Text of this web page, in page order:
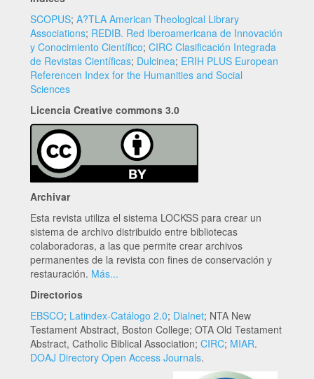
SCOPUS; A?TLA American Theological Library
Associations; REDIB. Red Iberoamericana de Innovación
y Conocimiento Científico; CIRC Clasificación Integrada
de Revistas Científicas; Dulcinea; ERIH PLUS European
Referencen Index for the Humanities and Social
Sciences
Licencia Creative commons 3.0
Archivar
Esta revista utiliza el sistema LOCKSS para crear un
sistema de archivo distribuido entre bibliotecas
colaboradoras, a las que permite crear archivos
permanentes de la revista con fines de conservación y
restauración. Más...
Directorios
EBSCO; Latindex-Catálogo 2.0; Dialnet; NTA New
Testament Abstract, Boston College; OTA Old Testament
Abstract, Catholic Biblical Association; CIRC; MIAR.
DOAJ Directory Open Access Journals.